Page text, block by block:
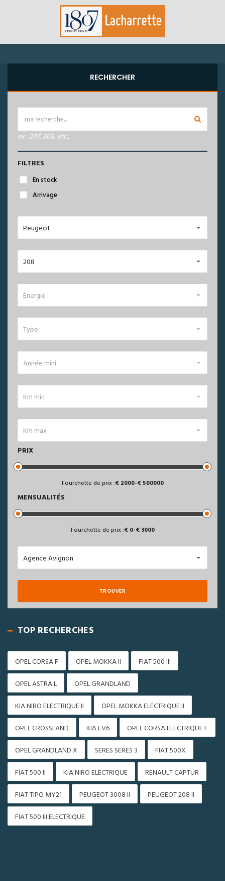
RECHERCHER
ex : 207, 308, etc...
FILTRES
En stock
Arrivage
Peugeot
208
Energie
Type
Année mini
Km min
Km max
PRIX
Fourchette de prix : 2000- 500000
MENSUALITÉS
Fourchette de prix : 0- 3000
Agence Avignon
TROUVER
TOP RECHERCHES
OPEL CORSA F OPEL MOKKA II
FIAT 500 III
OPEL ASTRA L
OPEL GRANDLAND
KIA NIRO ELECTRIQUE II
OPEL MOKKA ELECTRIQUE II
OPEL CROSSLAND
KIA EV6
OPEL CORSA ELECTRIQUE F
OPEL GRANDLAND X
SERES SERES 3
FIAT 500X
FIAT 500 II
KIA NIRO ELECTRIQUE
RENAULT CAPTUR
FIAT TIPO MY21
PEUGEOT 3008 II
PEUGEOT 208 II
FIAT 500 III ELECTRIQUE